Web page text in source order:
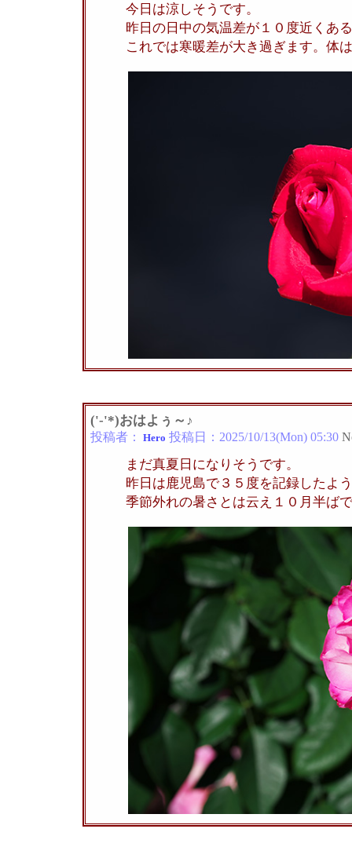
今日は涼しそうです。
昨日の日中の気温差が１０度近くあ
これでは寒暖差が大き過ぎます。体
('-'*)おはよぅ～♪
投稿者： Hero 投稿日： 2025/10/13(Mon) 05:30
まだ真夏日になりそうです。
昨日は鹿児島で３５度を記録したよ
季節外れの暑さとは云え１０月半ば